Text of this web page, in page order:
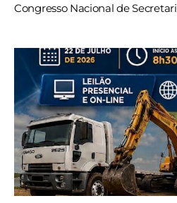
Congresso Nacional de